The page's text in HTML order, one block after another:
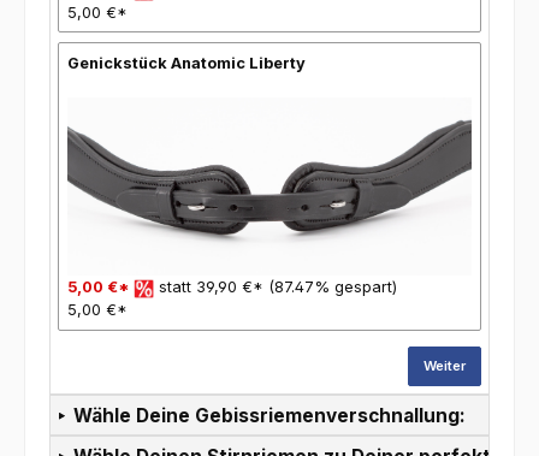
5,00 €*
Genickstück Anatomic Liberty
5,00 €*
statt 39,90 €* (87.47% gespart)
5,00 €*
Weiter
Wähle Deine Gebissriemenverschnallung: